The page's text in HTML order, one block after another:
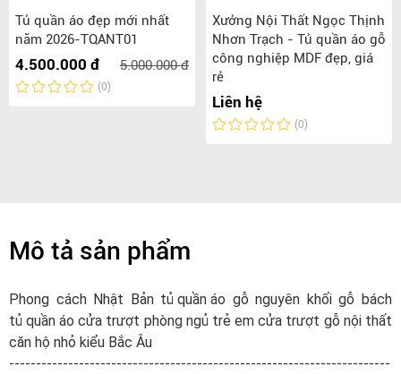
Tủ quần áo đẹp mới nhất
năm 2026-TQANT01
4.500.000 đ 5.000.000 đ
(0)
Xưởng Nội Thất Ngọc Thịnh
Nhơn Trạch - Tủ quần áo gỗ
công nghiệp MDF đẹp, giá
rẻ
Liên hệ
(0)
Mô tả sản phẩm
Phong cách Nhật Bản tủ quần áo gỗ nguyên khối gỗ bách
tủ quần áo cửa trượt phòng ngủ trẻ em cửa trượt gỗ nội thất
căn hộ nhỏ kiểu Bắc Âu
-----------------------------------------------------------------------